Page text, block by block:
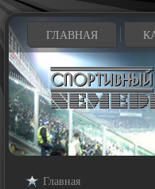
ГЛАВНАЯ
Главная